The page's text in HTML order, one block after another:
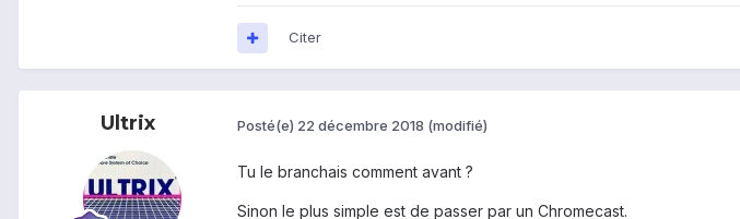
Citer
Ultrix Posté(e) 22 décembre 2018 (modifié)
Tu le branchais comment avant ?
Sinon le plus simple est de passer par un Chromecast.